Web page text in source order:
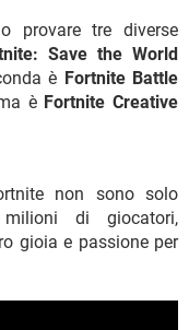
provare tre diverse
Save the World
è Fortnite Battle
è Fortnite Creative
non sono solo
di giocatori,
gioia e passione per